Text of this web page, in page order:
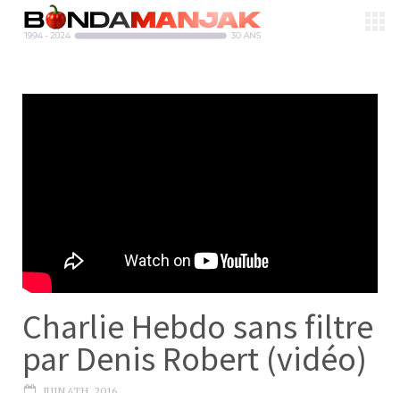
Charlie Hebdo sans filtre
par Denis Robert (vidéo)